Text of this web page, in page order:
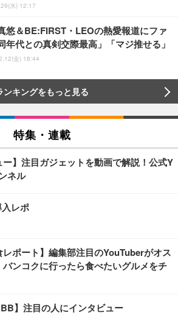
水) 12:17
悠＆BE:FIRST・LEOの熱愛報道にファ
年代との真剣交際最高」「マジ推せる」
金) 18:44
ンキングをもっと見る
特集・連載
ー】注目ガジェットを動画で解説！公式Y
ネル
レポ
レポート】編集部注目のYouTuberがオス
バンコクに行ったら食べたいグルメをチ
】注目の人にインタビュー